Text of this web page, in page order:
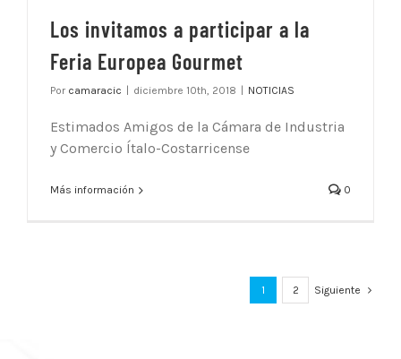
Los invitamos a participar a la
Feria Europea Gourmet
Por camaracic diciembre 10th, 2018 NOTICIAS
Estimados Amigos de la Cámara de Industria
y Comercio Ítalo-Costarricense
Más información 0
1 2 Siguiente